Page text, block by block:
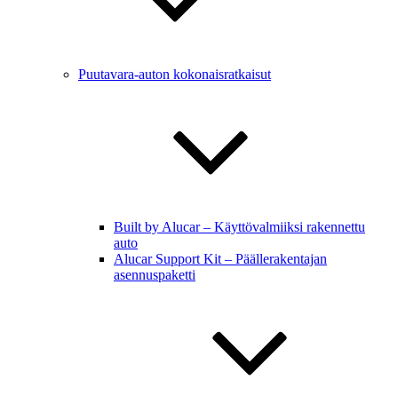
Puutavara-auton kokonaisratkaisut
Built by Alucar – Käyttövalmiiksi rakennettu
auto
Alucar Support Kit – Päällerakentajan
asennuspaketti